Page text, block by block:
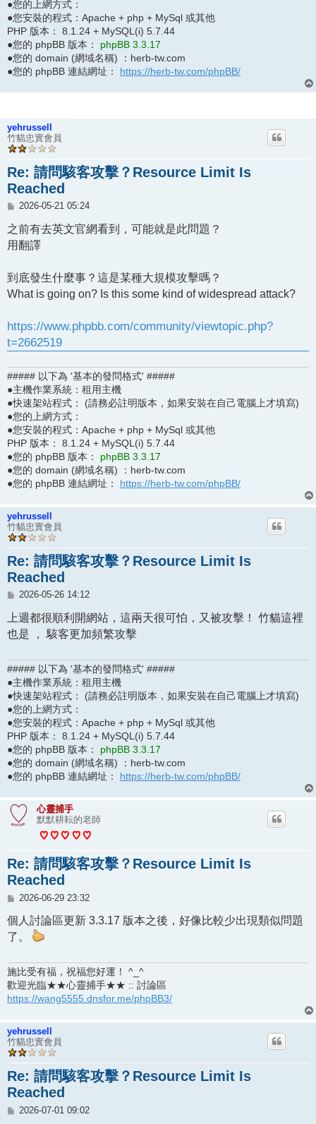
●您的上網方式：
●您安裝的程式：Apache + php + MySql 或其他
PHP 版本： 8.1.24 + MySQL(i) 5.7.44
●您的 phpBB 版本： phpBB 3.3.17
●您的 domain (網域名稱) ：herb-tw.com
●您的 phpBB 連結網址： https://herb-tw.com/phpBB/
yehrussell
竹貓忠實會員
Re: 請問駭客攻擊？Resource Limit Is
Reached
文
2026-05-21 05:24
之前有去英文官網看到，可能就是此問題？
用翻譯
到底發生什麼事？這是某種大規模攻擊嗎？
What is going on? Is this some kind of widespread attack?
https://www.phpbb.com/community/viewtopic.php?
t=2662519
##### 以下為 '基本的發問格式' #####
●主機作業系統：租用主機
●快速架站程式： (請務必註明版本，如果安裝在自己電腦上才填寫)
●您的上網方式：
●您安裝的程式：Apache + php + MySql 或其他
PHP 版本： 8.1.24 + MySQL(i) 5.7.44
●您的 phpBB 版本： phpBB 3.3.17
●您的 domain (網域名稱) ：herb-tw.com
●您的 phpBB 連結網址： https://herb-tw.com/phpBB/
yehrussell
竹貓忠實會員
Re: 請問駭客攻擊？Resource Limit Is
Reached
文
2026-05-26 14:12
上週都很順利開網站，這兩天很可怕，又被攻擊！ 竹貓這裡
也是 ， 駭客更加頻繁攻擊
##### 以下為 '基本的發問格式' #####
●主機作業系統：租用主機
●快速架站程式： (請務必註明版本，如果安裝在自己電腦上才填寫)
●您的上網方式：
●您安裝的程式：Apache + php + MySql 或其他
PHP 版本： 8.1.24 + MySQL(i) 5.7.44
●您的 phpBB 版本： phpBB 3.3.17
●您的 domain (網域名稱) ：herb-tw.com
●您的 phpBB 連結網址： https://herb-tw.com/phpBB/
心靈捕手
默默耕耘的老師
Re: 請問駭客攻擊？Resource Limit Is
Reached
文
2026-06-29 23:32
個人討論區更新 3.3.17 版本之後，好像比較少出現類似問題
了。
施比受有福，祝福您好運！ ^_^
歡迎光臨★★心靈捕手★★ :: 討論區
https://wang5555.dnsfor.me/phpBB3/
yehrussell
竹貓忠實會員
Re: 請問駭客攻擊？Resource Limit Is
Reached
文
2026-07-01 09:02